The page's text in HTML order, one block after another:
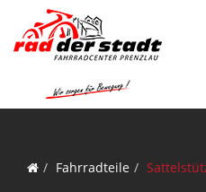
Fahrradteile